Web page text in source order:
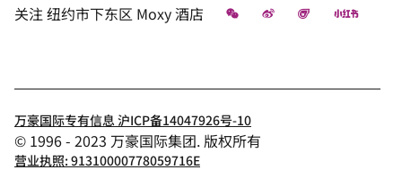
关注 纽约市下东区 Moxy 酒店 微信 微博 飞猪 小红书
万豪国际专有信息 沪ICP备14047926号-10
© 1996 - 2023 万豪国际集团. 版权所有
营业执照: 91310000778059716E